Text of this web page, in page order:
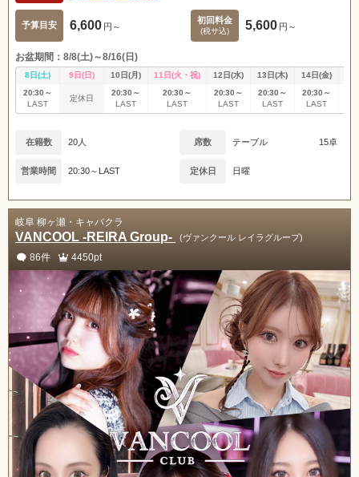
予算目安 6,600 円～
初回料金
(税サ込) 5,600 円～
お盆期間：8/8(土)～8/16(日)
8日(土) 9日(日) 10日(月) 11日(火・祝) 12日(水) 13日(木) 14日(金)
20:30～
LAST
定休日
20:30～
LAST
20:30～
LAST
20:30～
LAST
20:30～
LAST
20:30～
LAST
在籍数 20人 席数 テーブル 15卓
営業時間 20:30～LAST 定休日 日曜
岐阜 柳ヶ瀬・キャバクラ
VANCOOL -REIRA Group- (ヴァンクール レイラグループ)
86件 4450pt